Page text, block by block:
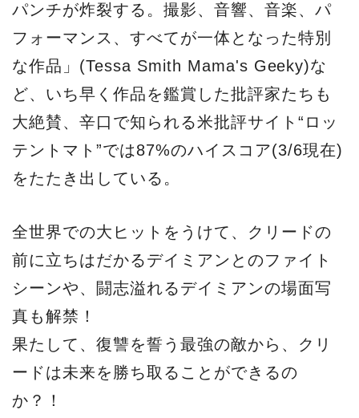
パンチが炸裂する。撮影、音響、音楽、パ
フォーマンス、すべてが一体となった特別
な作品」(Tessa Smith Mama's Geeky)な
ど、いち早く作品を鑑賞した批評家たちも
大絶賛、辛口で知られる米批評サイト“ロッ
テントマト”では87%のハイスコア(3/6現在)
をたたき出している。
全世界での大ヒットをうけて、クリードの
前に立ちはだかるデイミアンとのファイト
シーンや、闘志溢れるデイミアンの場面写
真も解禁！
果たして、復讐を誓う最強の敵から、クリ
ードは未来を勝ち取ることができるの
か？！